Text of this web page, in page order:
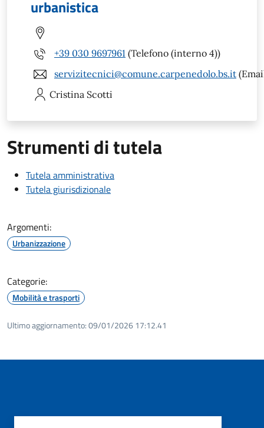
urbanistica
+39 030 9697961 (Telefono (interno 4))
servizitecnici@comune.carpenedolo.bs.it
Cristina Scotti
Strumenti di tutela
Tutela amministrativa
Tutela giurisdizionale
Argomenti:
Urbanizzazione
Categorie:
Mobilità e trasporti
Ultimo aggiornamento:09/01/2026 17:12.41